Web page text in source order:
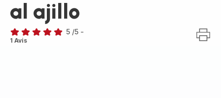
al ajillo
Avis
5 /5 -
1 Avis